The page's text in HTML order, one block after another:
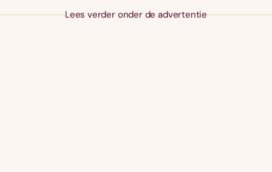
Lees verder onder de advertentie